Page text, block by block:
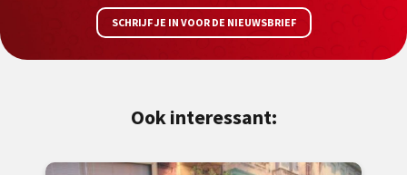
SCHRIJF JE IN VOOR DE NIEUWSBRIEF
Ook interessant: